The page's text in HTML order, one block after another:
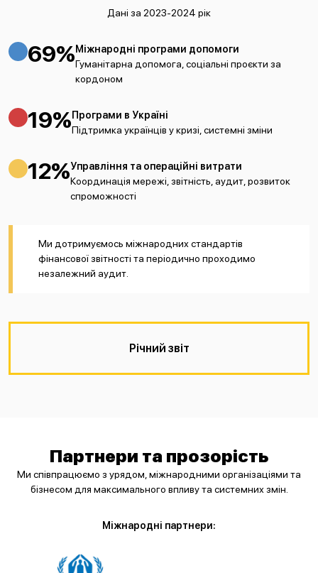
Дані за 2023-2024 рік
69%Міжнародні програми допомоги
Гуманітарна допомога, соціальні проєкти за
кордоном
19%Програми в Україні
Підтримка українців у кризі, системні зміни
12%Управління та операційні витрати
Координація мережі, звітність, аудит, розвиток
спроможності
Ми дотримуємось міжнародних стандартів
фінансової звітності та періодично проходимо
незалежний аудит.
Річний звіт
Партнери та прозорість
Ми співпрацюємо з урядом, міжнародними організаціями та
бізнесом для максимального впливу та системних змін.
Міжнародні партнери: